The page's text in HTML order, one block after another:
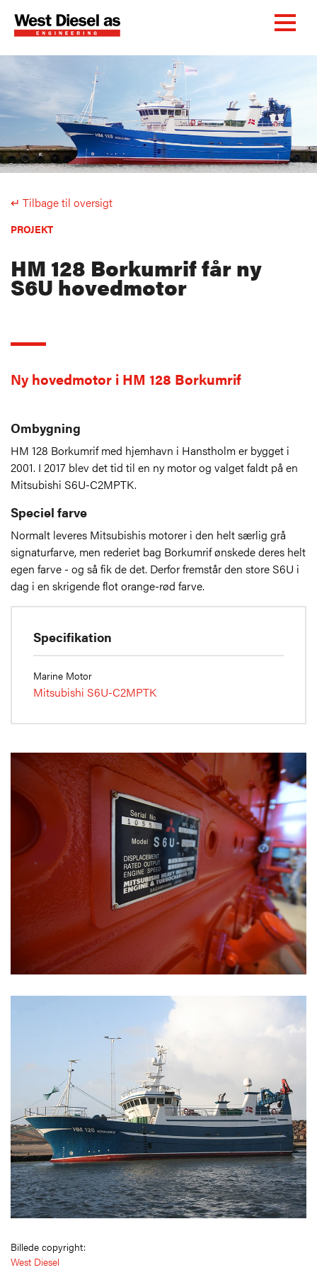
↵ Tilbage til oversigt
PROJEKT
HM 128 Borkumrif får ny
S6U hovedmotor
Ny hovedmotor i HM 128 Borkumrif
Ombygning
HM 128 Borkumrif med hjemhavn i Hanstholm er bygget i
2001. I 2017 blev det tid til en ny motor og valget faldt på en
Mitsubishi S6U-C2MPTK.
Speciel farve
Normalt leveres Mitsubishis motorer i den helt særlig grå
signaturfarve, men rederiet bag Borkumrif ønskede deres helt
egen farve - og så fik de det. Derfor fremstår den store S6U i
dag i en skrigende flot orange-rød farve.
Specifikation
Marine Motor
Mitsubishi S6U-C2MPTK
Billede copyright:
West Diesel